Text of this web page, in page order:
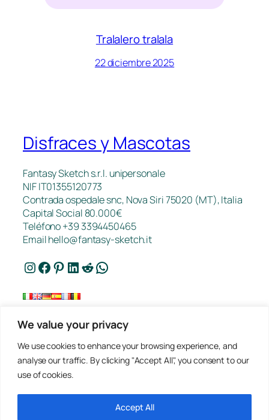
We value your privacy
We use cookies to enhance your browsing experience, and
analyse our traffic. By clicking "Accept All", you consent to our
use of cookies.
Accept All
Tralalero tralala
22 diciembre 2025
Disfraces y Mascotas
Fantasy Sketch s.r.l. unipersonale
NIF IT01355120773
Contrada ospedale snc, Nova Siri 75020 (MT), Italia
Capital Social 80.000€
Teléfono +39 3394450465
Emailhello@fantasy-sketch.it
Instagram Facebook Pinterest LinkedIn Reddit WhatsApp
FAQ
Trabajos
Política de Privacidad